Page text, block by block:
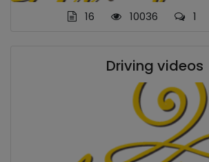
16 10036 1
Driving videos